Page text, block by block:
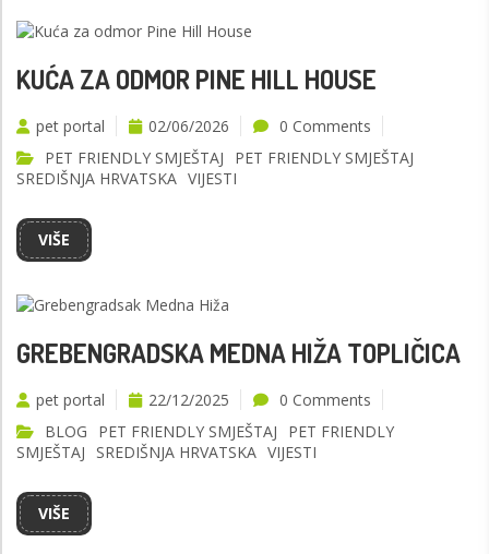
KUĆA ZA ODMOR PINE HILL HOUSE
pet portal 02/06/2026
0 Comments
PET FRIENDLY SMJEŠTAJ
PET FRIENDLY SMJEŠTAJ
SREDIŠNJA HRVATSKA VIJESTI
VIŠE
GREBENGRADSKA MEDNA HIŽA TOPLIČICA
pet portal 22/12/2025
0 Comments
BLOG
PET FRIENDLY SMJEŠTAJ
PET FRIENDLY
SMJEŠTAJ
SREDIŠNJA HRVATSKA VIJESTI
VIŠE